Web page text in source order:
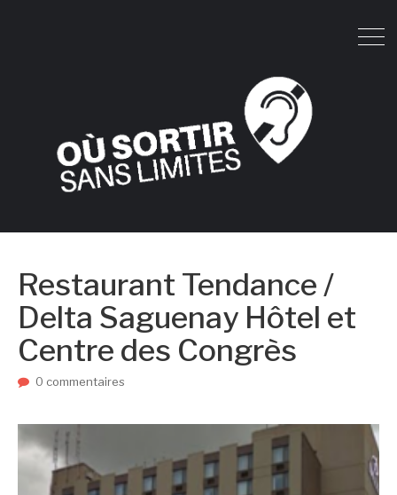
Restaurant Tendance /
Delta Saguenay Hôtel et
Centre des Congrès
0 commentaires